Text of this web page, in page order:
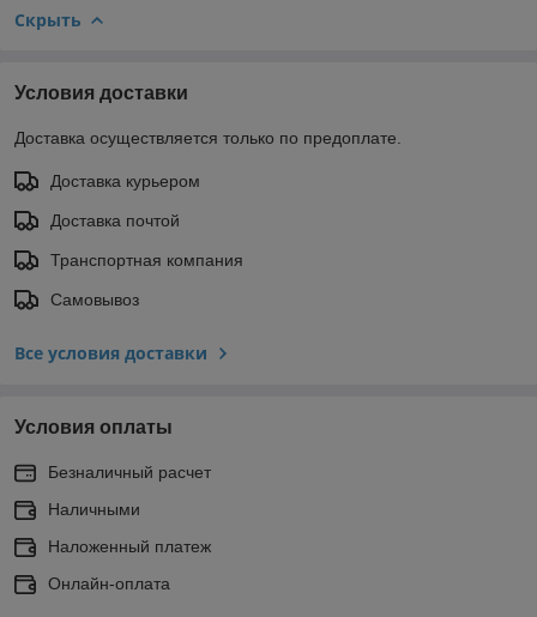
Скрыть
Условия доставки
Доставка осуществляется только по предоплате.
Доставка курьером
Доставка почтой
Транспортная компания
Самовывоз
Все условия доставки
Условия оплаты
Безналичный расчет
Наличными
Наложенный платеж
Онлайн-оплата